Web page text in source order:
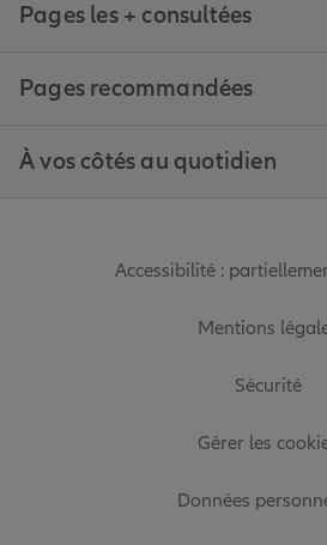
Pages les + consultées
Pages recommandées
À vos côtés au quotidien
Accessibilité :
Mentions
Sécurité
Gérer les
Données